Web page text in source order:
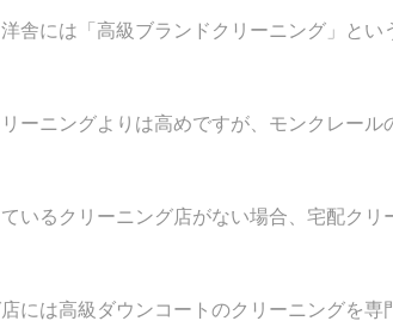
舎には「高級ブランドクリーニング」とい
ーニングよりは高めですが、モンクレール
いるクリーニング店がない場合、宅配クリ
には高級ダウンコートのクリーニングを専